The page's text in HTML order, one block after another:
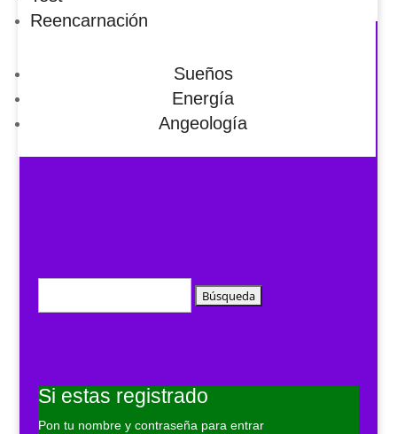
Reencarnación
Sueños
Energía
Angeología
Si estas registrado
Pon tu nombre y contraseña para entrar